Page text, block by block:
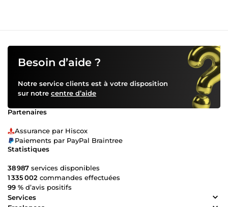
Besoin d’aide ?
Notre service clients est à votre disposition
sur notre centre d’aide
Partenaires
Assurance par Hiscox
Paiements par PayPal Braintree
Statistiques
38 987 services disponibles
1 335 002 commandes effectuées
99 % d’avis positifs
Services